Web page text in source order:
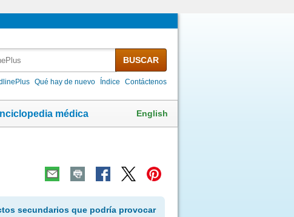
BUSCAR
Qué hay de nuevo Índice Contáctenos
médica English
secundarios que podría provocar